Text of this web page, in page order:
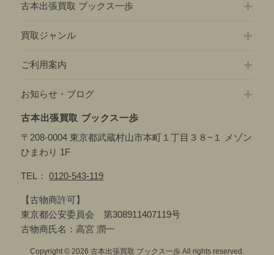
へ
ま
た
古本出張買取 ブックス一歩
買取ジャンル
ご利用案内
お知らせ・ブログ
古本出張買取 ブックス一歩
〒208-0004 東京都武蔵村山市本町１丁目３８−１ メゾン
ひまわり 1F
TEL：0120-543-119
【古物商許可】
東京都公安委員会 第308911407119号
古物商氏名：高宮 潤一
Copyright © 2026 古本出張買取 ブックス一歩 All rights reserved.